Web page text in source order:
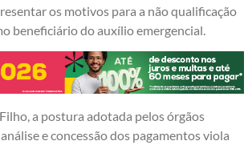
os motivos para a não qualificação
beneficiário do auxílio emergencial.
a postura adotada pelos órgãos
e concessão dos pagamentos viola